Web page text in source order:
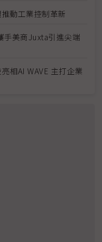
動工業控制革新
手美商Juxta引進尖端
相AI WAVE 主打企業